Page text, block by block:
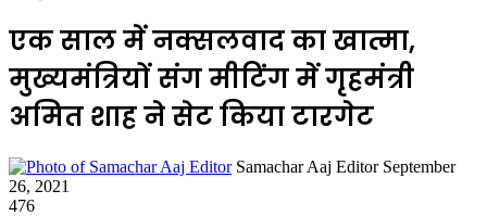
एक साल में नक्सलवाद का खात्मा,
मुख्यमंत्रियों संग मीटिंग में गृहमंत्री
अमित शाह ने सेट किया टारगेट
Samachar Aaj Editor Send
September
26, 2021
476